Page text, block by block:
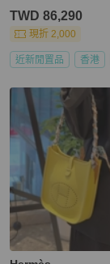
TWD 86,290
現折 2,000
近新閒置品 香港